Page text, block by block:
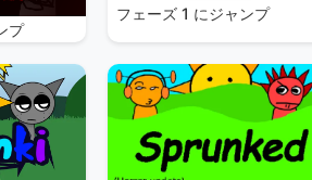
プ
フェーズ 1 にジャンプ